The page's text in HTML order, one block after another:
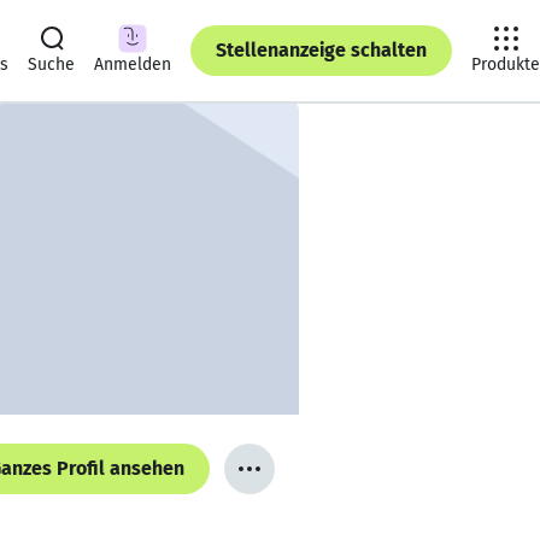
Suche Anmelden
Stellenanzeige schalten
Produkte
Profil ansehen